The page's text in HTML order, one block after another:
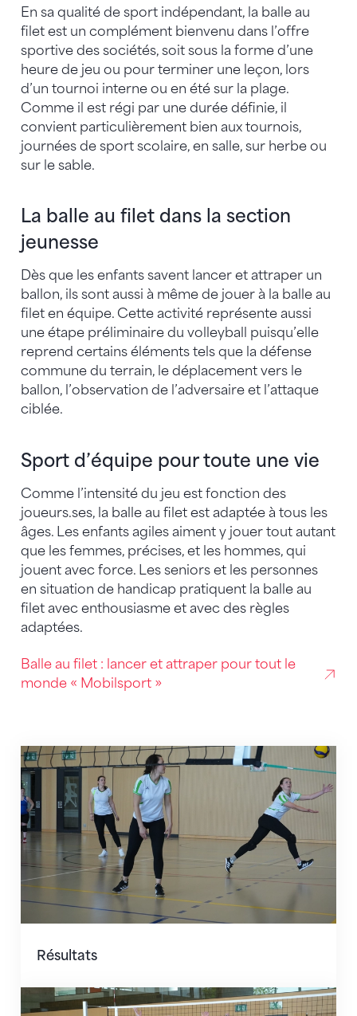
En sa qualité de sport indépendant, la balle au
filet est un complément bienvenu dans l’offre
sportive des sociétés, soit sous la forme d’une
heure de jeu ou pour terminer une leçon, lors
d’un tournoi interne ou en été sur la plage.
Comme il est régi par une durée définie, il
convient particulièrement bien aux tournois,
journées de sport scolaire, en salle, sur herbe ou
sur le sable.
La balle au filet dans la section
jeunesse
Dès que les enfants savent lancer et attraper un
ballon, ils sont aussi à même de jouer à la balle au
filet en équipe. Cette activité représente aussi
une étape préliminaire du volleyball puisqu’elle
reprend certains éléments tels que la défense
commune du terrain, le déplacement vers le
ballon, l’observation de l’adversaire et l’attaque
ciblée.
Sport d’équipe pour toute une vie
Comme l’intensité du jeu est fonction des
joueurs.ses, la balle au filet est adaptée à tous les
âges. Les enfants agiles aiment y jouer tout autant
que les femmes, précises, et les hommes, qui
jouent avec force. Les seniors et les personnes
en situation de handicap pratiquent la balle au
filet avec enthousiasme et avec des règles
adaptées.
Balle au filet : lancer et attraper pour tout le
monde « Mobilsport »
Résultats
Résultats
Événements